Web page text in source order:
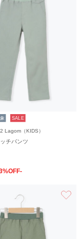
SALE
Lagom（KIDS）
チパンツ